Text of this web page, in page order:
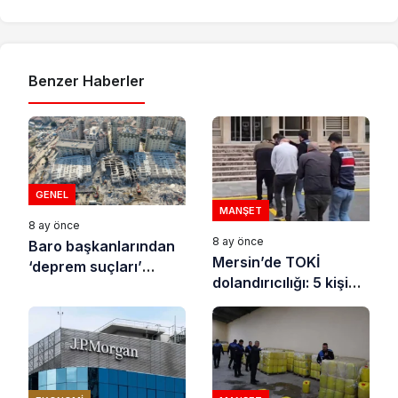
Benzer Haberler
GENEL
8 ay önce
Baro başkanlarından
‘deprem suçları’
MANŞET
8 ay önce
Mersin’de TOKİ
dolandırıcılığı: 5 kişi
tutuklandı